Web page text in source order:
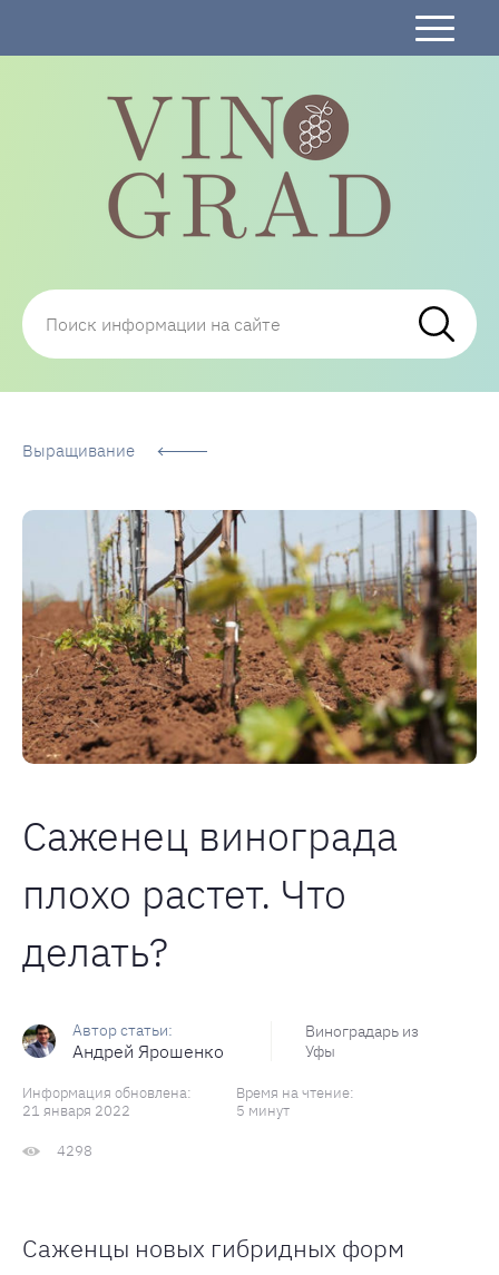
Сорта Винограда: описание, фото, отзывы,
технологии посадки и ухода
Выращивание
Саженец винограда
плохо растет. Что
делать?
Андрей Ярошенко
Виноградарь из
Уфы
Информация обновлена:
21 января 2022
Время на чтение:
5 минут
4298
Саженцы новых гибридных форм